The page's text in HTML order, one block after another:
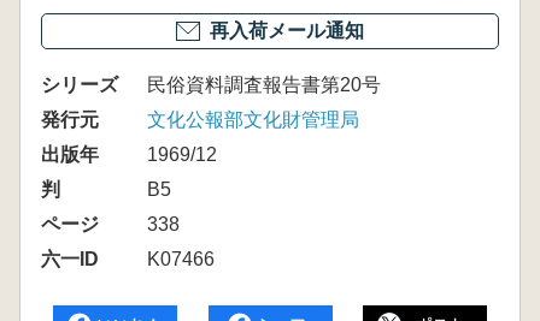
再入荷メール通知
シリーズ
民俗資料調査報告書第20号
発行元
文化公報部文化財管理局
出版年
1969/12
判
B5
ページ
338
六一ID
K07466